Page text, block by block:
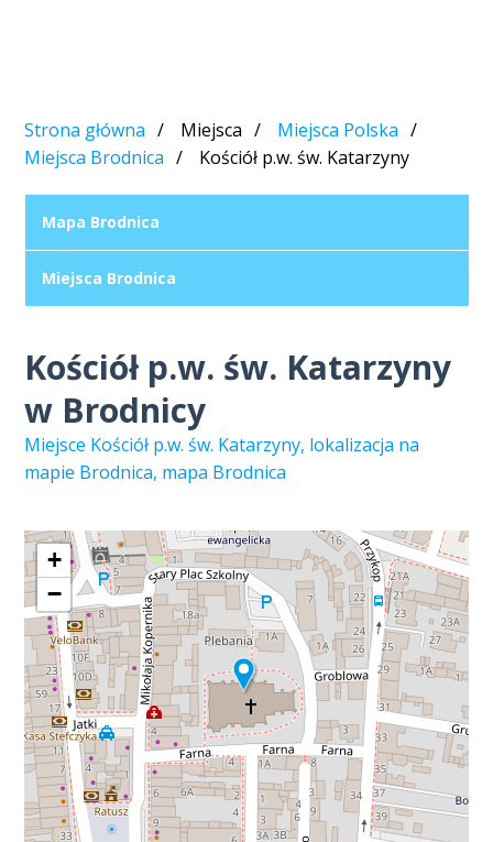
Strona główna Miejsca
Miejsca Polska
Miejsca Brodnica
Kościół p.w. św. Katarzyny
Mapa Brodnica
Miejsca Brodnica
Kościół p.w. św. Katarzyny
w Brodnicy
Miejsce Kościół p.w. św. Katarzyny, lokalizacja na
mapie Brodnica, mapa Brodnica
+
−